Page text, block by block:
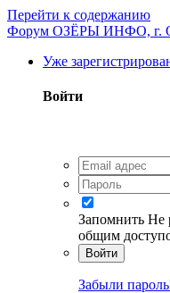
Перейти к содержанию
Форум ОЗЁРЫ ИНФО, г.
Уже
Войти
Запомнить Не
общим
Войти
Забыли